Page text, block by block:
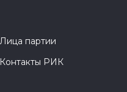
Лица партии
Контакты РИК